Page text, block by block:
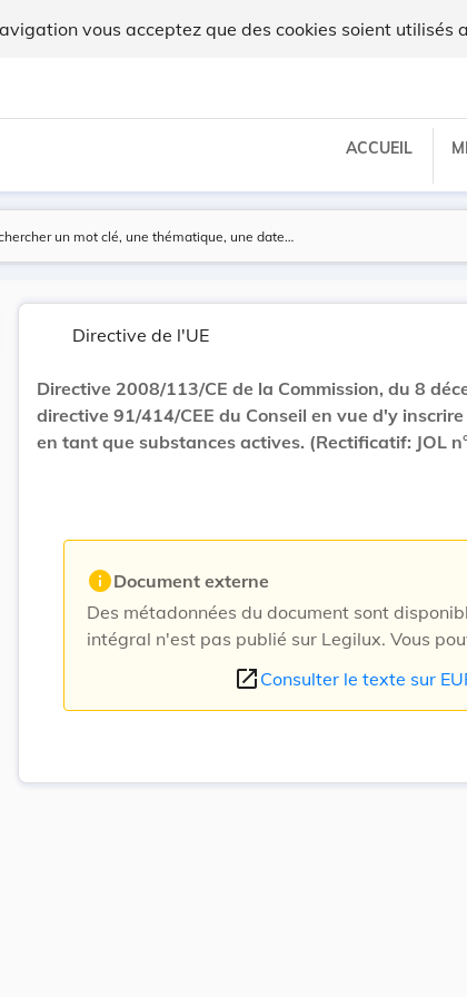
vous acceptez que des cookies soient utilisés
ACCUEIL
Directive de l'UE
Directive 2008/113/CE de la Commission, du 8
directive 91/414/CEE du Conseil en vue d'y
en tant que substances actives. (Rectificatif: JOL
infoDocument externe
Des métadonnées du document sont
intégral n'est pas publié sur Legilux. Vous
open_in_new Consulter le texte sur